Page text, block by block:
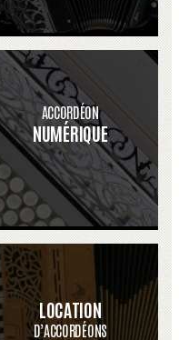
ACCORDÉON
NUMÉRIQUE
LOCATION
D’ACCORDÉONS